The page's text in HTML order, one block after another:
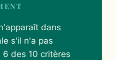
dans
s'il n'a pas
6 des 10 critères